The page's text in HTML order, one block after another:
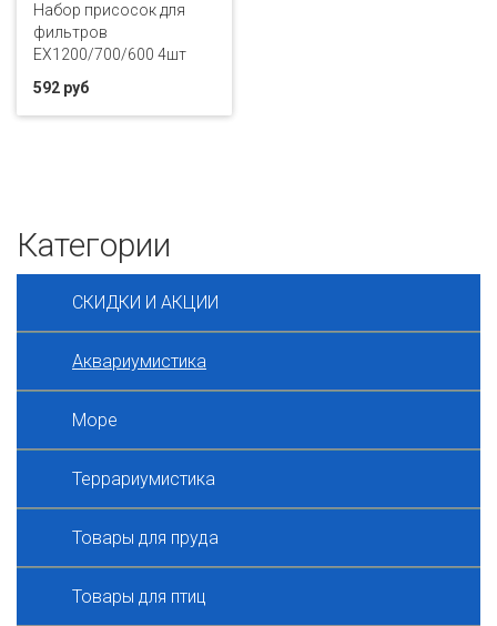
Набор присосок для
фильтров
ЕХ1200/700/600 4шт
592 руб
Категории
СКИДКИ И АКЦИИ
Аквариумистика
Море
Террариумистика
Товары для пруда
Товары для птиц